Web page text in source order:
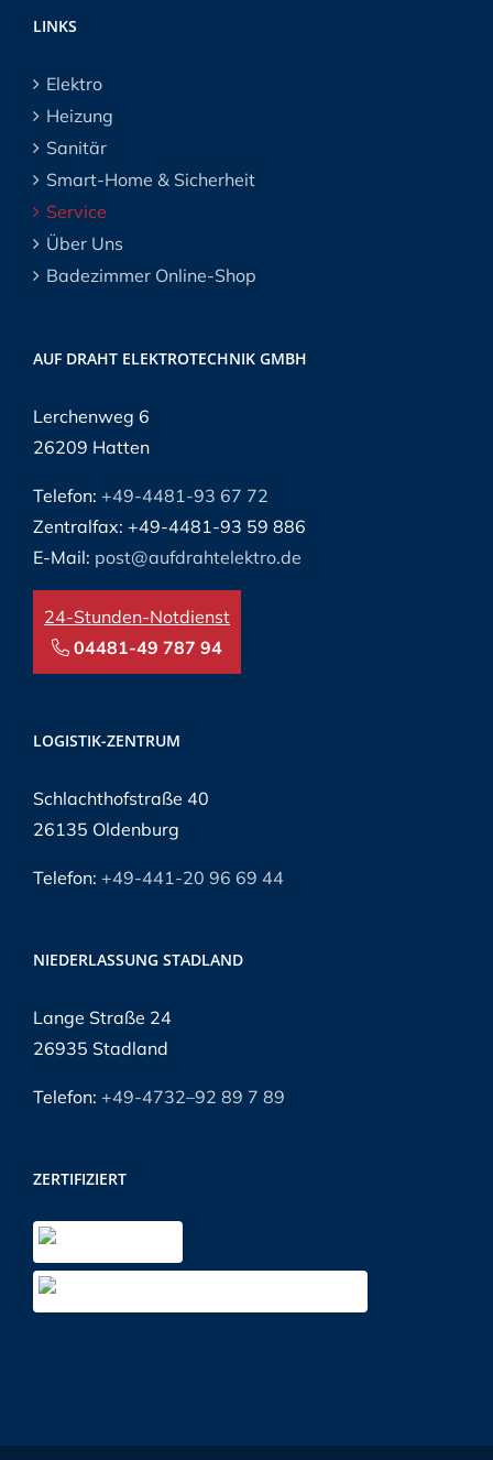
LINKS
Elektro
Heizung
Sanitär
Smart-Home & Sicherheit
Service
Über Uns
Badezimmer Online-Shop
AUF DRAHT ELEKTROTECHNIK GMBH
Lerchenweg 6
26209 Hatten
Telefon: +49-4481-93 67 72
Zentralfax: +49-4481-93 59 886
E-Mail: post@aufdrahtelektro.de
24-Stunden-Notdienst
04481-49 787 94
LOGISTIK-ZENTRUM
Schlachthofstraße 40
26135 Oldenburg
Telefon: +49-441-20 96 69 44
NIEDERLASSUNG STADLAND
Lange Straße 24
26935 Stadland
Telefon: +49-4732–92 89 7 89
ZERTIFIZIERT